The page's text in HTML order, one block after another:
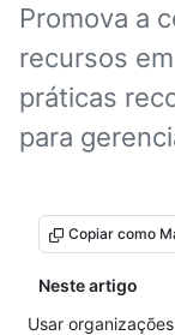
Promova a
recursos
práticas
para
Copiar como
Neste artigo
Usar